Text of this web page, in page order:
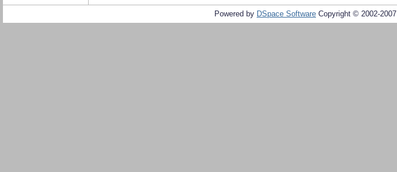
Powered by DSpace Software Copyright © 2002-2007